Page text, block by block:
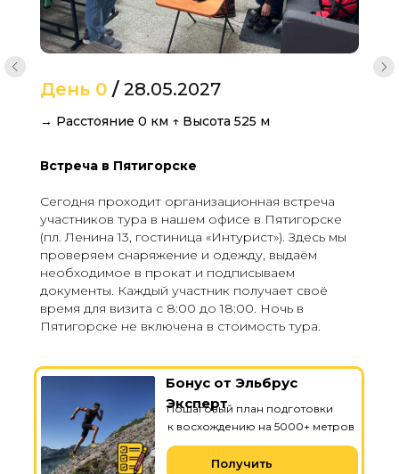
День 0 / 28.05.2027
→ Расстояние 0 км ↑ Высота 525 м
Встреча в Пятигорске
Сегодня проходит организационная встреча
участников тура в нашем офисе в Пятигорске
(пл. Ленина 13, гостиница «Интурист»). Здесь мы
проверяем снаряжение и одежду, выдаём
необходимое в прокат и подписываем
документы. Каждый участник получает своё
время для визита с 8:00 до 18:00. Ночь в
Пятигорске не включена в стоимость тура.
Бонус от Эльбрус
Эксперт
Пошаговый план подготовки
к восхождению на 5000+ метров
Получить